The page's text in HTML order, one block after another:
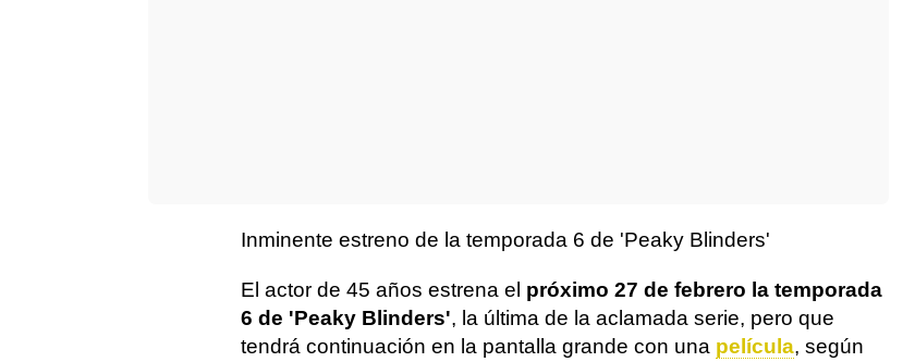
Inminente estreno de la temporada 6 de 'Peaky Blinders'
El actor de 45 años estrena el próximo 27 de febrero la temporada
6 de 'Peaky Blinders', la última de la aclamada serie, pero que
tendrá continuación en la pantalla grande con una película, según